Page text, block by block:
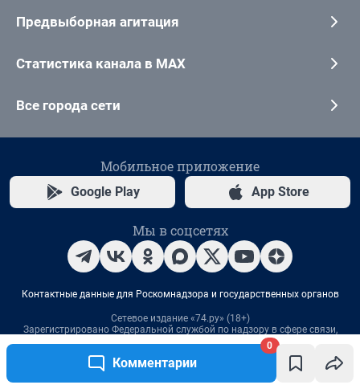
Комментарии
0